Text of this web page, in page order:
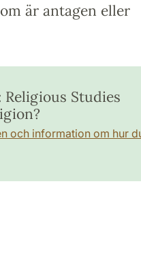
är antagen eller
Studies
och information om hur